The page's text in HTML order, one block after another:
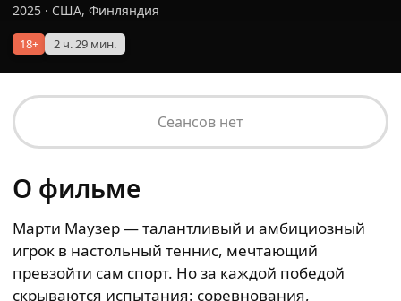
2025 · США, Финляндия
18+ 2 ч. 29 мин.
Сеансов нет
О фильме
Марти Маузер — талантливый и амбициозный
игрок в настольный теннис, мечтающий
превзойти сам спорт. Но за каждой победой
скрываются испытания: соревнования,